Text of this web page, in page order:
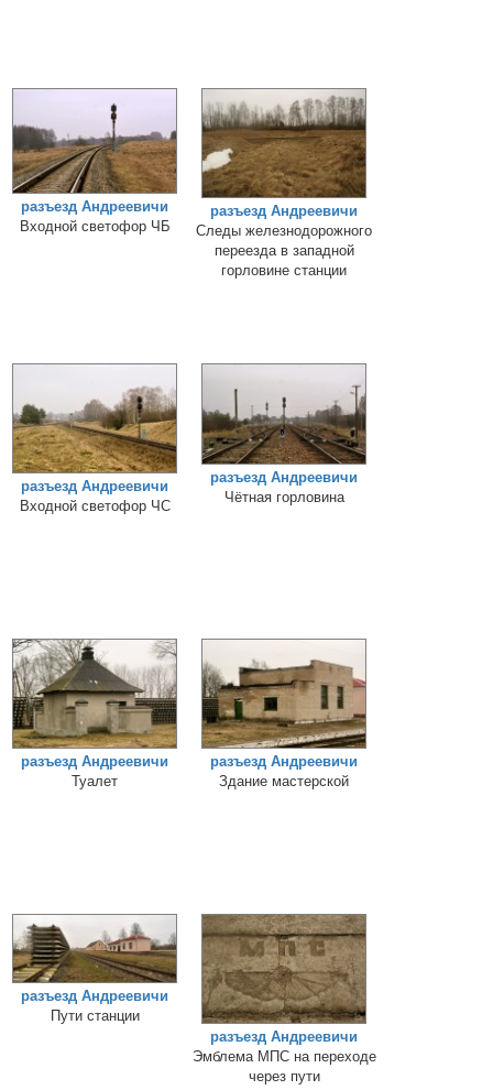
разъезд Андреевичи
Входной светофор ЧБ
разъезд Андреевичи
Следы железнодорожного
переезда в западной
горловине станции
разъезд Андреевичи
Входной светофор ЧС
разъезд Андреевичи
Чётная горловина
разъезд Андреевичи
Туалет
разъезд Андреевичи
Здание мастерской
разъезд Андреевичи
Пути станции
разъезд Андреевичи
Эмблема МПС на переходе
через пути